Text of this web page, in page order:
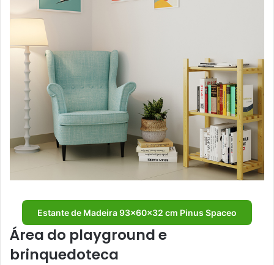
Estante de Madeira 93x60x32 cm Pinus Spaceo
Área do playground e
brinquedoteca